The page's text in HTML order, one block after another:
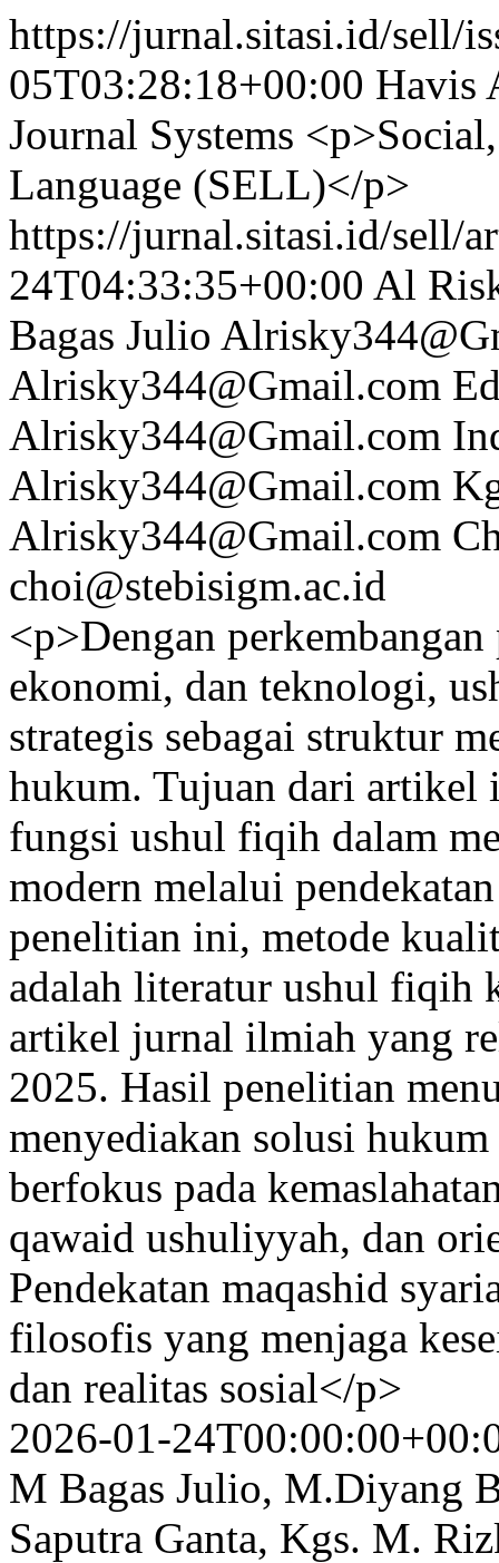
https://jurnal.sitasi.id/sell/
05T03:28:18+00:00 Havis
Journal Systems
Language (SELL)</p>
https://jurnal.sitasi.id/sell/
24T04:33:35+00:00 Al
Bagas Julio
Alrisky344@Gmail.com
Alrisky344@Gmail.com
Alrisky344@Gmail.com
Alrisky344@Gmail.com
choi@stebisigm.ac.id
<p>Dengan
ekonomi, dan teknologi,
strategis sebagai struktur
hukum. Tujuan dari artikel
fungsi ushul fiqih dalam
modern melalui
penelitian ini, metode
adalah literatur ushul fiqih
artikel jurnal ilmiah yang
2025. Hasil penelitian
menyediakan solusi
berfokus pada
qawaid ushuliyyah, dan
Pendekatan maqashid
filosofis yang menjaga
dan realitas sosial</p>
2026-01-
M Bagas Julio, M.Diyang
Saputra Ganta, Kgs. M.